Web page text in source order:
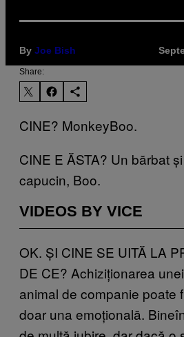
By Joe Bish
Share:
CINE? MonkeyBoo.
CINE E ĂSTA? Un bărbat
capucin, Boo.
VIDEOS BY VICE
OK. ȘI CINE SE UITĂ LA
DE CE? Achiziționarea
animal de companie poate
doar una emoțională.